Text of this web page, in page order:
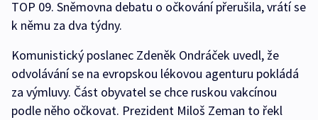
TOP 09. Sněmovna debatu o očkování přerušila, vrátí se
k němu za dva týdny.
Komunistický poslanec Zdeněk Ondráček uvedl, že
odvolávání se na evropskou lékovou agenturu pokládá
za výmluvy. Část obyvatel se chce ruskou vakcínou
podle něho očkovat. Prezident Miloš Zeman to řekl